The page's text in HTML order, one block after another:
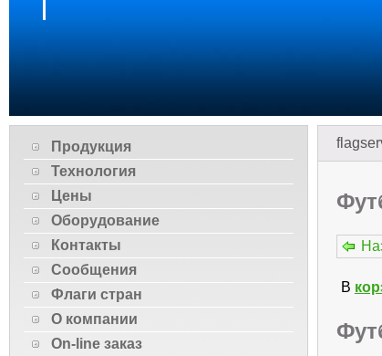
В
Продукция
Технология
Цены
Оборудование
Контакты
Сообщения
Флаги стран
О компании
On-line заказ